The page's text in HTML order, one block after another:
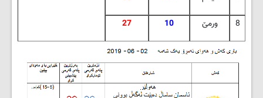
8
ورمێ 10
27